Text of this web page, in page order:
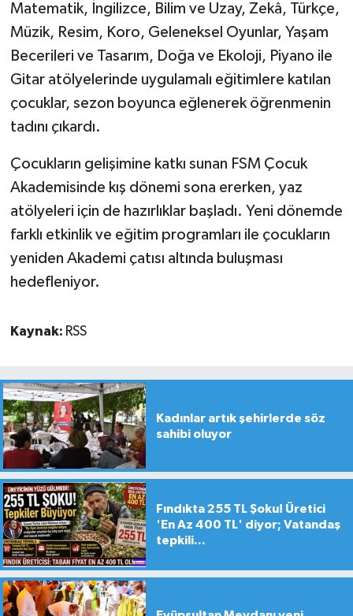
Matematik, İngilizce, Bilim ve Uzay, Zekâ, Türkçe,
Müzik, Resim, Koro, Geleneksel Oyunlar, Yaşam
Becerileri ve Tasarım, Doğa ve Ekoloji, Piyano ile
Gitar atölyelerinde uygulamalı eğitimlere katılan
çocuklar, sezon boyunca eğlenerek öğrenmenin
tadını çıkardı.
Çocukların gelişimine katkı sunan FSM Çocuk
Akademisinde kış dönemi sona ererken, yaz
atölyeleri için de hazırlıklar başladı. Yeni dönemde
farklı etkinlik ve eğitim programları ile çocukların
yeniden Akademi çatısı altında buluşması
hedefleniyor.
Kaynak: RSS
Kadınlar artık şehirlerde söz
sahibi oluyor
Fındıkta 255 TL Şoku! Üretici
'En Az 400 TL' diyor; Vatandaş
tepkili...